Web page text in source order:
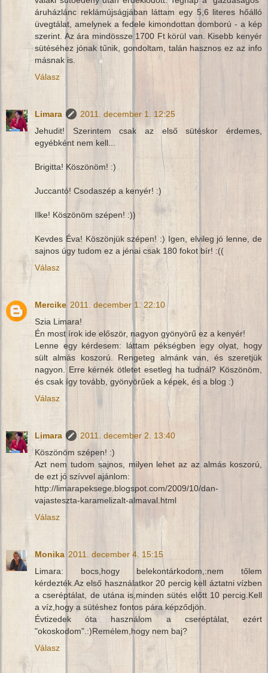
áruházlánc reklámújságjában láttam egy 5,6 literes hőálló
üvegtálat, amelynek a fedele kimondottan domború - a kép
szerint. Az ára mindössze 1700 Ft körül van. Kisebb kenyér
sütéséhez jónak tűnik, gondoltam, talán hasznos ez az info
másnak is.
Válasz
Limara
2011. december 1. 12:25
Jehudit! Szerintem csak az első sütéskor érdemes,
egyébként nem kell...
Brigitta! Köszönöm! :)
Juccantó! Csodaszép a kenyér! :)
Ilke! Köszönöm szépen! :))
Kevdes Éva! Köszönjük szépen! :) Igen, elvileg jó lenne, de
sajnos úgy tudom ez a jénai csak 180 fokot bír! :((
Válasz
Mercike 2011. december 1. 22:10
Szia Limara!
Én most írok ide először, nagyon gyönyörű ez a kenyér!
Lenne egy kérdesem: láttam pékségben egy olyat, hogy
sült almás koszorú. Rengeteg almánk van, és szeretjük
nagyon. Erre kérnék ötletet esetleg ha tudnál? Köszönöm,
és csak így tovább, gyönyörűek a képek, és a blog :)
Válasz
Limara
2011. december 2. 13:40
Köszönöm szépen! :)
Azt nem tudom sajnos, milyen lehet az az almás koszorú,
de ezt jó szívvel ajánlom:
http://limarapeksege.blogspot.com/2009/10/dan-
vajasteszta-karamelizalt-almaval.html
Válasz
Monika 2011. december 4. 15:15
Limara: bocs,hogy belekontárkodom,:nem tőlem
kérdezték.Az első használatkor 20 percig kell áztatni vízben
a cseréptálat, de utána is,minden sütés előtt 10 percig.Kell
a víz,hogy a sütéshez fontos pára képződjön.
Évtizedek óta használom a cseréptálat, ezért
"okoskodom".:)Remélem,hogy nem baj?
Válasz